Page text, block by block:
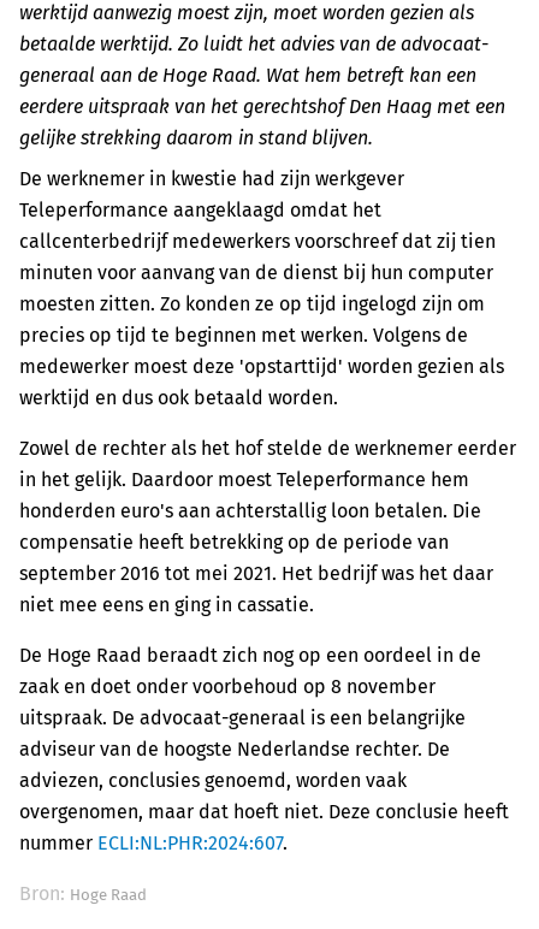
werktijd aanwezig moest zijn, moet worden gezien als
betaalde werktijd. Zo luidt het advies van de advocaat-
generaal aan de Hoge Raad. Wat hem betreft kan een
eerdere uitspraak van het gerechtshof Den Haag met een
gelijke strekking daarom in stand blijven.
De werknemer in kwestie had zijn werkgever
Teleperformance aangeklaagd omdat het
callcenterbedrijf medewerkers voorschreef dat zij tien
minuten voor aanvang van de dienst bij hun computer
moesten zitten. Zo konden ze op tijd ingelogd zijn om
precies op tijd te beginnen met werken. Volgens de
medewerker moest deze 'opstarttijd' worden gezien als
werktijd en dus ook betaald worden.
Zowel de rechter als het hof stelde de werknemer eerder
in het gelijk. Daardoor moest Teleperformance hem
honderden euro's aan achterstallig loon betalen. Die
compensatie heeft betrekking op de periode van
september 2016 tot mei 2021. Het bedrijf was het daar
niet mee eens en ging in cassatie.
De Hoge Raad beraadt zich nog op een oordeel in de
zaak en doet onder voorbehoud op 8 november
uitspraak. De advocaat-generaal is een belangrijke
adviseur van de hoogste Nederlandse rechter. De
adviezen, conclusies genoemd, worden vaak
overgenomen, maar dat hoeft niet. Deze conclusie heeft
nummer ECLI:NL:PHR:2024:607.
Bron: Hoge Raad